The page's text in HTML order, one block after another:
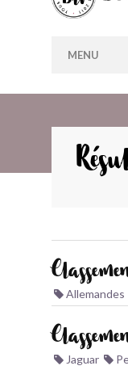
MENU
LE
Allemandes
Jaguar